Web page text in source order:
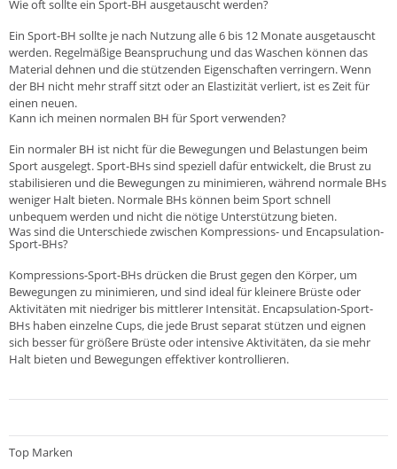
Wie oft sollte ein Sport-BH ausgetauscht werden?
Ein Sport-BH sollte je nach Nutzung alle 6 bis 12 Monate ausgetauscht
werden. Regelmäßige Beanspruchung und das Waschen können das
Material dehnen und die stützenden Eigenschaften verringern. Wenn
der BH nicht mehr straff sitzt oder an Elastizität verliert, ist es Zeit für
einen neuen.
Kann ich meinen normalen BH für Sport verwenden?
Ein normaler BH ist nicht für die Bewegungen und Belastungen beim
Sport ausgelegt. Sport-BHs sind speziell dafür entwickelt, die Brust zu
stabilisieren und die Bewegungen zu minimieren, während normale BHs
weniger Halt bieten. Normale BHs können beim Sport schnell
unbequem werden und nicht die nötige Unterstützung bieten.
Was sind die Unterschiede zwischen Kompressions- und Encapsulation-
Sport-BHs?
Kompressions-Sport-BHs drücken die Brust gegen den Körper, um
Bewegungen zu minimieren, und sind ideal für kleinere Brüste oder
Aktivitäten mit niedriger bis mittlerer Intensität. Encapsulation-Sport-
BHs haben einzelne Cups, die jede Brust separat stützen und eignen
sich besser für größere Brüste oder intensive Aktivitäten, da sie mehr
Halt bieten und Bewegungen effektiver kontrollieren.
Top Marken